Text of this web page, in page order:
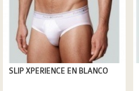
SLIP XPERIENCE EN BLANCO